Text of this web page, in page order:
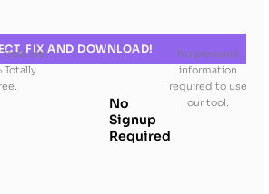
FIX AND DOWNLOAD!
are
Totally
No
Signup
Required
No personal
information
required to use
our tool.